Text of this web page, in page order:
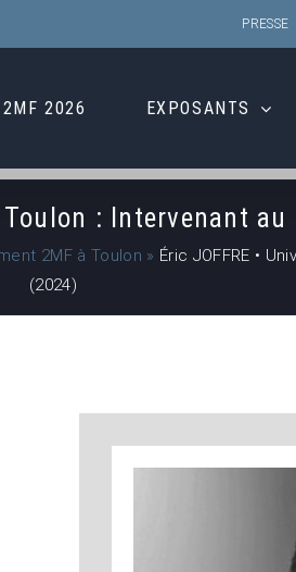
PRESSE
2MF 2026 EXPOSANTS
Toulon : Intervenant
2MF à Toulon » Éric JOFFRE •
(2024)